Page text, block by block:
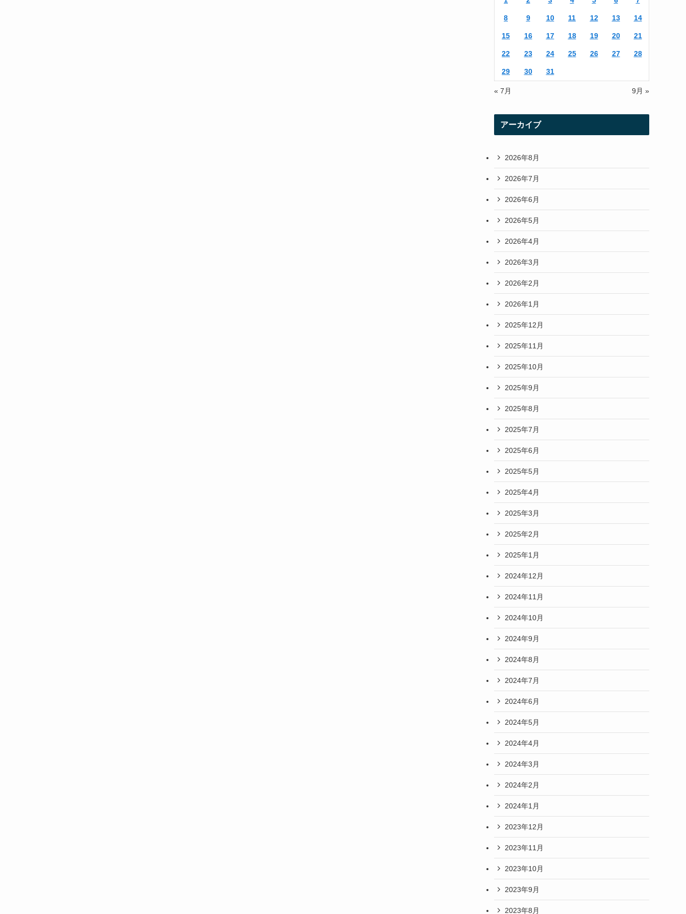
8 9 10 11 12 13 14
15 16 17 18 19 20 21
22 23 24 25 26 27 28
29 30 31
« 7月 9月 »
アーカイブ
2026年8月
2026年7月
2026年6月
2026年5月
2026年4月
2026年3月
2026年2月
2026年1月
2025年12月
2025年11月
2025年10月
2025年9月
2025年8月
2025年7月
2025年6月
2025年5月
2025年4月
2025年3月
2025年2月
2025年1月
2024年12月
2024年11月
2024年10月
2024年9月
2024年8月
2024年7月
2024年6月
2024年5月
2024年4月
2024年3月
2024年2月
2024年1月
2023年12月
2023年11月
2023年10月
2023年9月
2023年8月